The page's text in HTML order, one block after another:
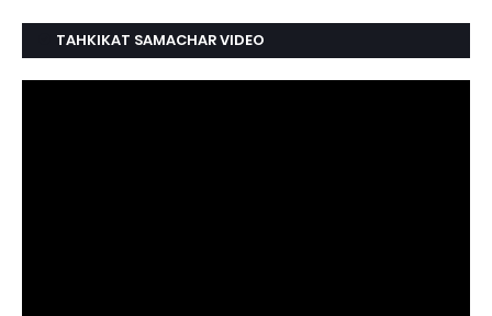
TAHKIKAT SAMACHAR VIDEO